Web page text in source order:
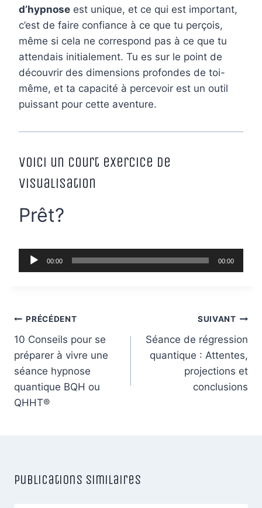
d’hypnose est unique, et ce qui est important,
c’est de faire confiance à ce que tu perçois,
même si cela ne correspond pas à ce que tu
attendais initialement. Tu es sur le point de
découvrir des dimensions profondes de toi-
même, et ta capacité à percevoir est un outil
puissant pour cette aventure.
Voici un court exercice de
visualisation
Prêt?
e
e
u
r
a
u
d
00:00 00:00
Navigation
de
l’article
PRÉCÉDENT
10 Conseils pour se
préparer à vivre une
séance hypnose
quantique BQH ou
QHHT®
SUIVANT
Séance de régression
quantique : Attentes,
projections et
conclusions
Publications similaires